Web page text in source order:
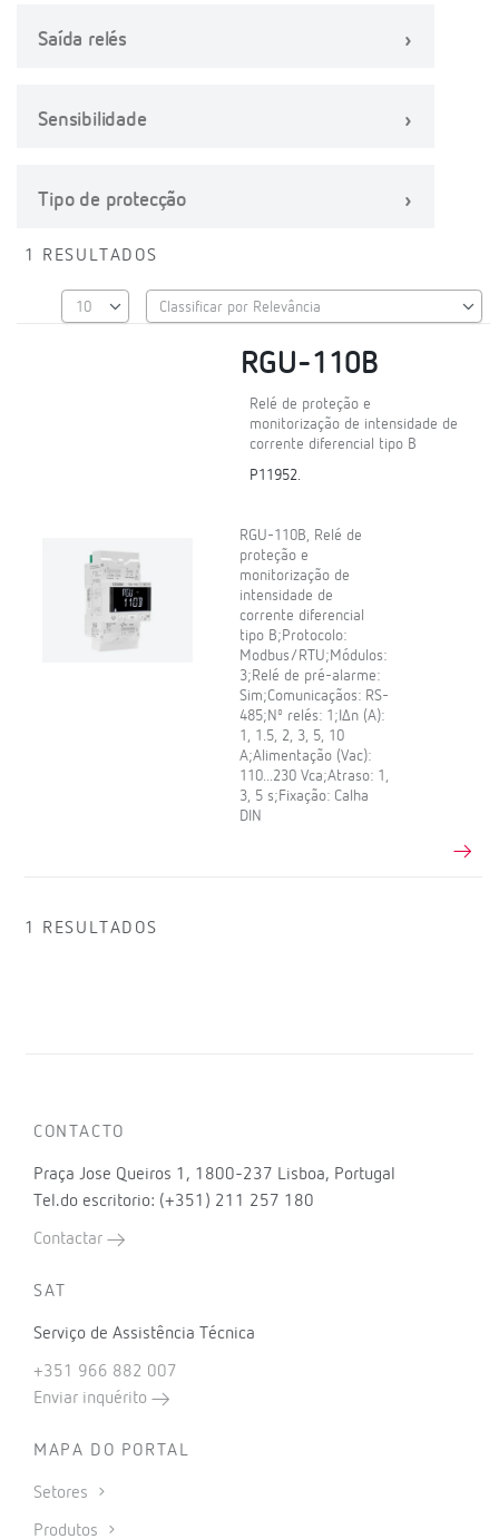
Saída relés
Sensibilidade
Tipo de protecção
1 RESULTADOS
RGU-110B
Relé de proteção e
monitorização de intensidade de
corrente diferencial tipo B
P11952.
RGU-110B, Relé de
proteção e
monitorização de
intensidade de
corrente diferencial
tipo B;Protocolo:
Modbus/RTU;Módulos:
3;Relé de pré-alarme:
Sim;Comunicaçãos: RS-
485;Nº relés: 1;IΔn (A):
1, 1.5, 2, 3, 5, 10
A;Alimentação (Vac):
110...230 Vca;Atraso: 1,
3, 5 s;Fixação: Calha
DIN
1 RESULTADOS
CONTACTO
Praça Jose Queiros 1, 1800-237 Lisboa, Portugal
Tel.do escritorio: (+351) 211 257 180
Contactar
SAT
Serviço de Assistência Técnica
+351 966 882 007
Enviar inquérito
MAPA DO PORTAL
Setores
Produtos